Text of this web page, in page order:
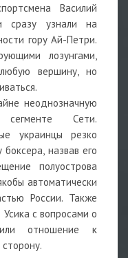
Василий
сразу узнали на
гору Ай-Петри.
лозунгами,
вершину, но
неоднозначную
Сети.
украинцы резко
назвав его
полуострова
автоматически
России. Также
с вопросами о
отношение к